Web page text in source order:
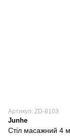
Артикул: ZD-8103
Junhe
Стіл масажний 4